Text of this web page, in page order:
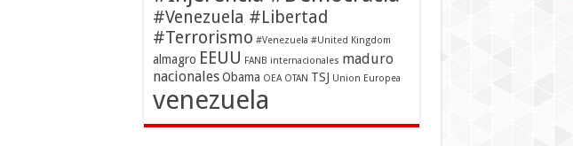
#Venezuela #Libertad
#Terrorismo #Venezuela #United Kingdom
almagro EEUU FANB internacionales maduro
nacionales Obama OEA OTAN TSJ Union Europea
venezuela